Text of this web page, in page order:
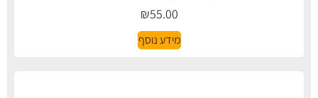
₪55.00
מידע נוסף